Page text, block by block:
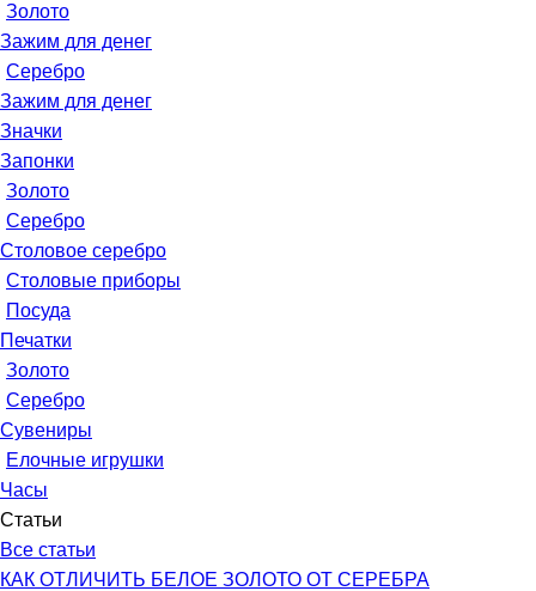
Золото
Зажим для денег
Серебро
Зажим для денег
Значки
Запонки
Золото
Серебро
Столовое серебро
Столовые приборы
Посуда
Печатки
Золото
Серебро
Сувениры
Елочные игрушки
Часы
Статьи
Все статьи
КАК ОТЛИЧИТЬ БЕЛОЕ ЗОЛОТО ОТ СЕРЕБРА